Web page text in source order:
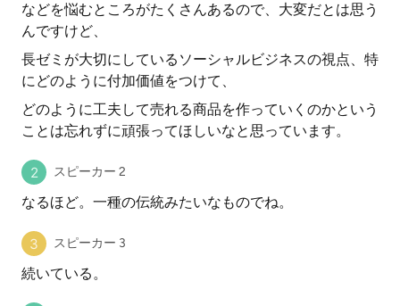
などを悩むところがたくさんあるので、大変だとは思う
んですけど、
長ゼミが大切にしているソーシャルビジネスの視点、特
にどのように付加価値をつけて、
どのように工夫して売れる商品を作っていくのかという
ことは忘れずに頑張ってほしいなと思っています。
スピーカー 2
なるほど。一種の伝統みたいなものでね。
スピーカー 3
続いている。